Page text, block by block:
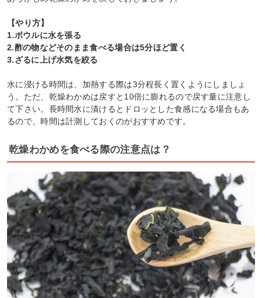
【やり方】
1.ボウルに水を張る
2.酢の物などそのまま食べる場合は5分ほど置く
3.ざるに上げ水気を絞る
水に浸ける時間は、加熱する際は3分程長く置くようにしましょ
う。ただ、乾燥わかめは戻すと10倍に膨れるので戻す量に注意し
て下さい。長時間水に漬けるとドロッとした食感になる場合もあ
るので、時間は計測しておくのがおすすめです。
乾燥わかめを食べる際の注意点は？